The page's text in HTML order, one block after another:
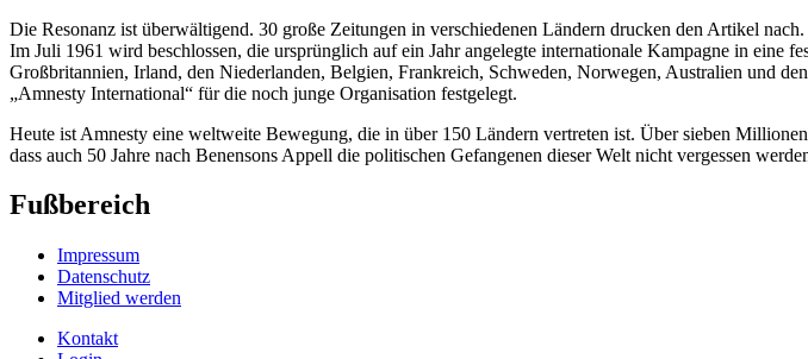
Die Resonanz ist überwältigend. 30 große Zeitungen in verschiedenen Ländern drucken den Artikel
Im Juli 1961 wird beschlossen, die ursprünglich auf ein Jahr angelegte internationale Kampagne in eine
Großbritannien, Irland, den Niederlanden, Belgien, Frankreich, Schweden, Norwegen, Australien und
„Amnesty International“ für die noch junge Organisation festgelegt.
Heute ist Amnesty eine weltweite Bewegung, die in über 150 Ländern vertreten ist. Über sieben
dass auch 50 Jahre nach Benensons Appell die politischen Gefangenen dieser Welt nicht vergessen
Fußbereich
Impressum
Datenschutz
Mitglied werden
Kontakt